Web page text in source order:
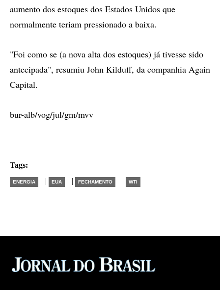
aumento dos estoques dos Estados Unidos que
normalmente teriam pressionado a baixa.
"Foi como se (a nova alta dos estoques) já tivesse sido
antecipada", resumiu John Kilduff, da companhia Again
Capital.
bur-alb/vog/jul/gm/mvv
Tags:
ENERGIA | EUA | FECHAMENTO | WTI